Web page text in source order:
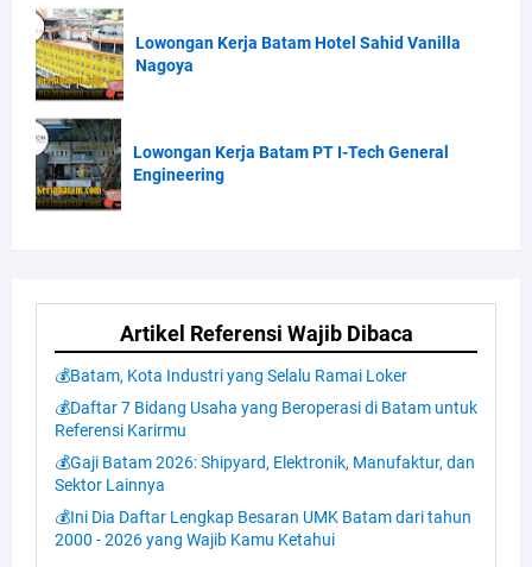
Lowongan Kerja Batam Hotel Sahid Vanilla
Nagoya
Lowongan Kerja Batam PT I-Tech General
Engineering
Artikel Referensi Wajib Dibaca
💰Batam, Kota Industri yang Selalu Ramai Loker
💰Daftar 7 Bidang Usaha yang Beroperasi di Batam untuk
Referensi Karirmu
💰Gaji Batam 2026: Shipyard, Elektronik, Manufaktur, dan
Sektor Lainnya
💰Ini Dia Daftar Lengkap Besaran UMK Batam dari tahun
2000 - 2026 yang Wajib Kamu Ketahui